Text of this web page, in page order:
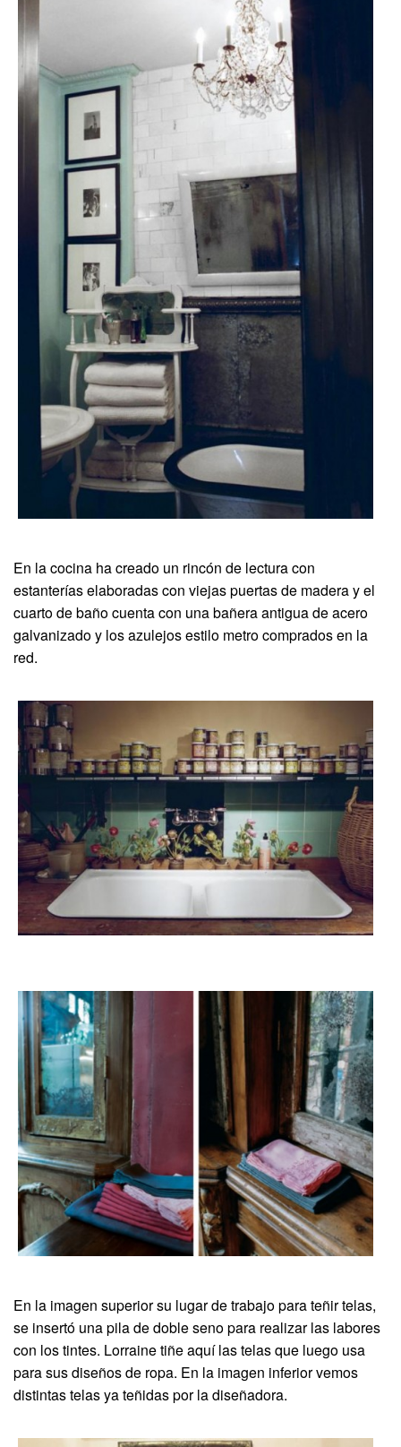
En la cocina ha creado un rincón de lectura con
estanterías elaboradas con viejas puertas de madera y el
cuarto de baño cuenta con una bañera antigua de acero
galvanizado y los azulejos estilo metro comprados en la
red.
En la imagen superior su lugar de trabajo para teñir telas,
se insertó una pila de doble seno para realizar las labores
con los tintes. Lorraine tiñe aquí las telas que luego usa
para sus diseños de ropa. En la imagen inferior vemos
distintas telas ya teñidas por la diseñadora.